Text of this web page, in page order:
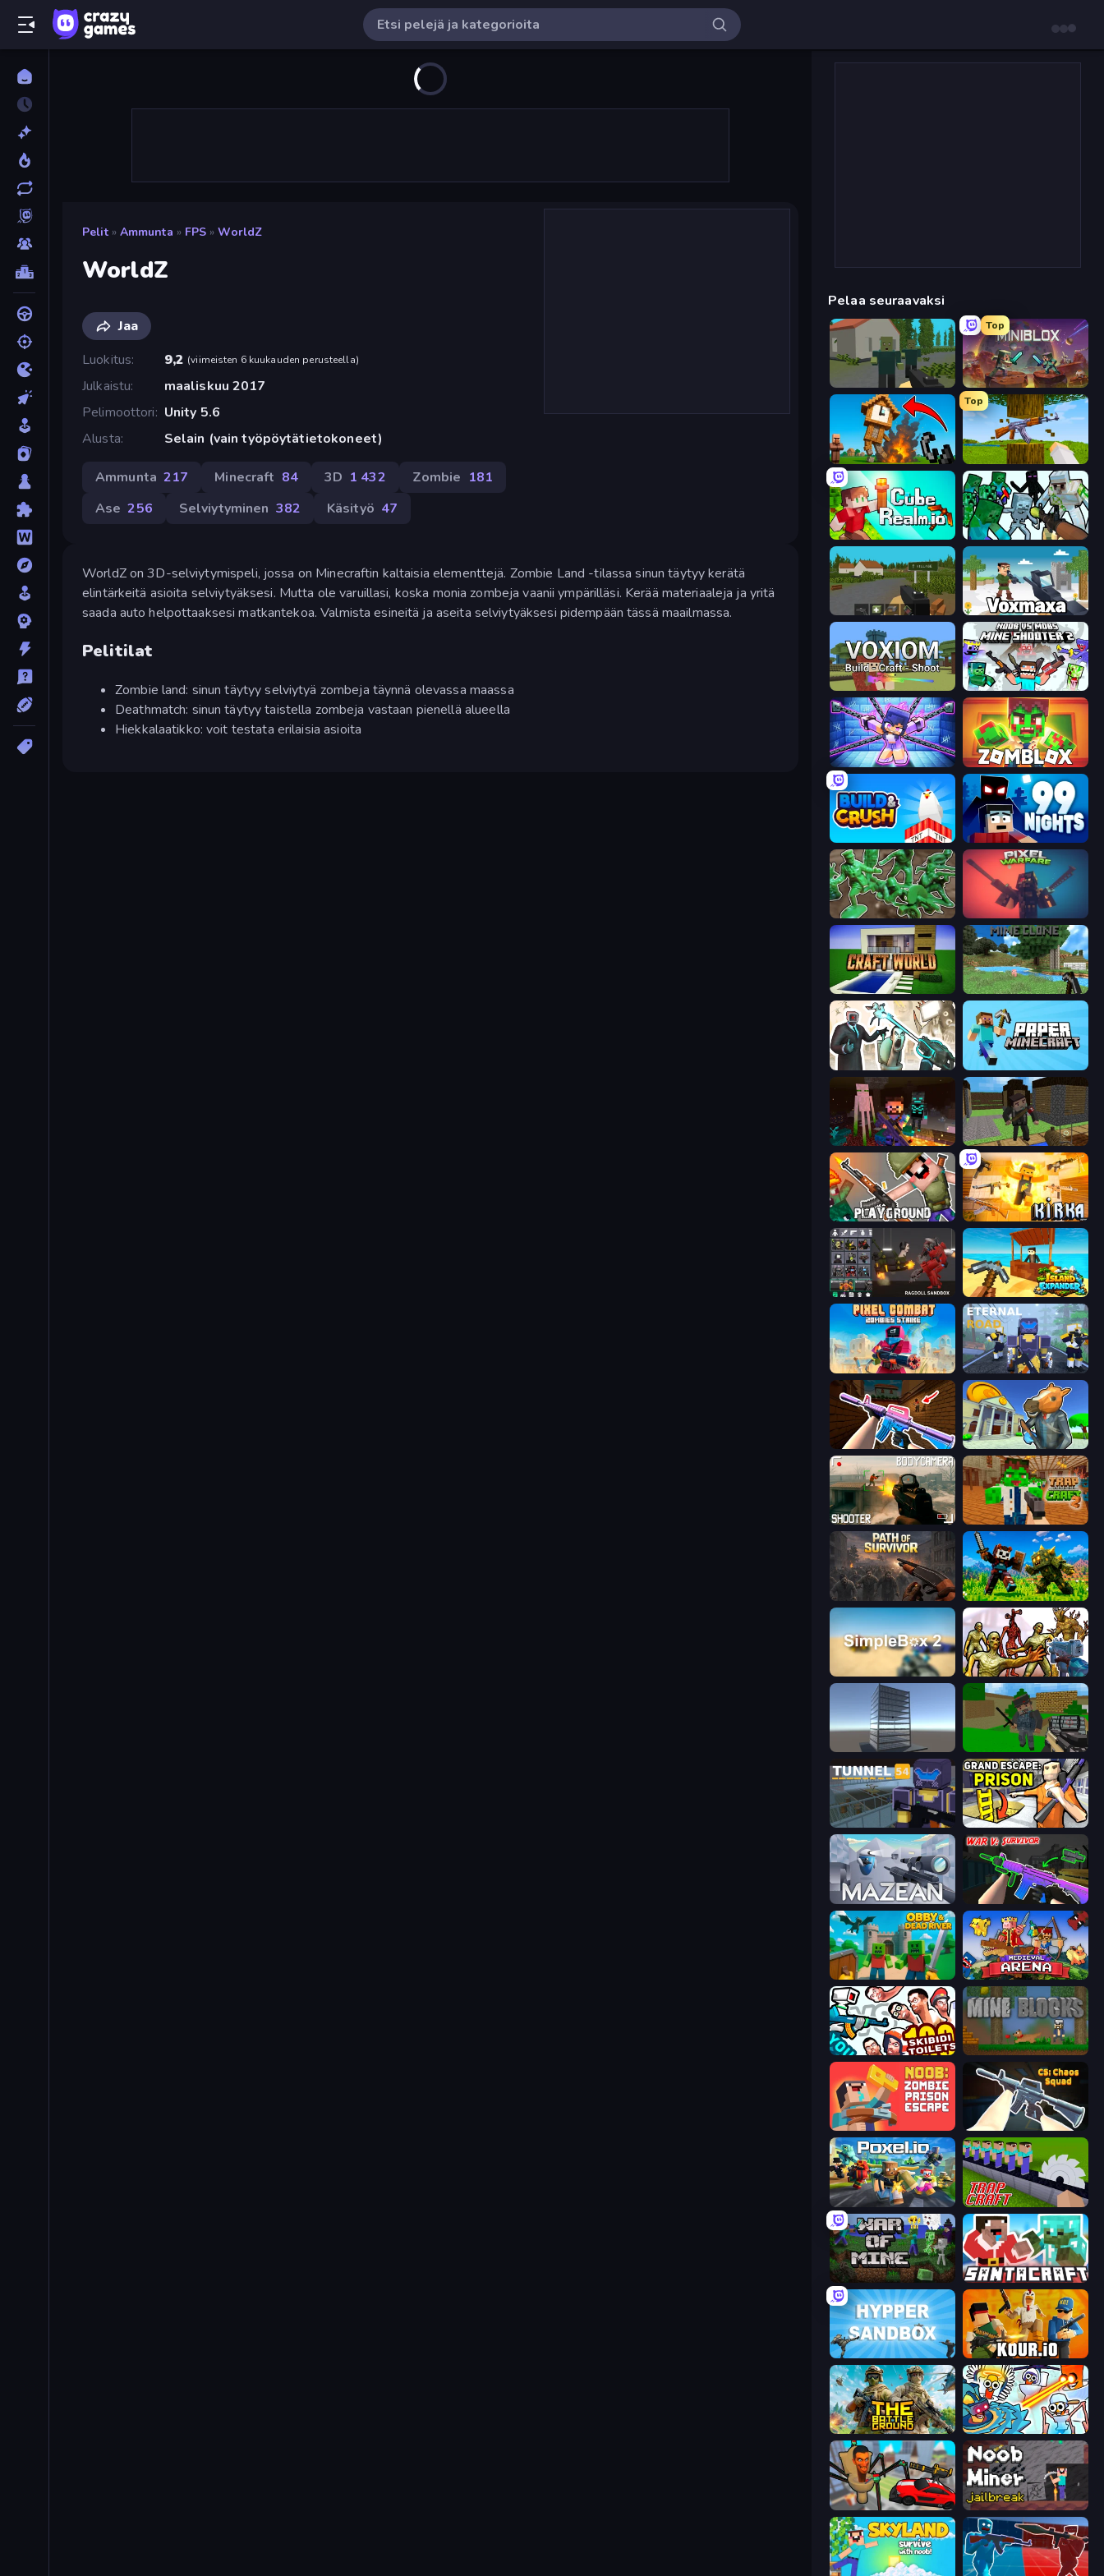
Pelit » Ammunta » FPS » WorldZ
WorldZ
Jaa
Luokitus
9,2 (viimeisten 6 kuukauden perusteella)
Julkaistu
maaliskuu 2017
Pelimoottori
Unity 5.6
Alusta
Selain (vain työpöytätietokoneet)
Ammunta 217 Minecraft 84 3D 1 432 Zombie 181
Ase 256 Selviytyminen 382 Käsityö 47
WorldZ on 3D-selviytymispeli, jossa on Minecraftin kaltaisia elementtejä. Zombie Land -tilassa sinun täytyy kerätä
elintärkeitä asioita selviytyäksesi. Mutta ole varuillasi, koska monia zombeja vaanii ympärilläsi. Kerää materiaaleja ja yritä
saada auto helpottaaksesi matkantekoa. Valmista esineitä ja aseita selviytyäksesi pidempään tässä maailmassa.
Pelitilat
Zombie land: sinun täytyy selviytyä zombeja täynnä olevassa maassa
Deathmatch: sinun täytyy taistella zombeja vastaan pienellä alueella
Hiekkalaatikko: voit testata erilaisia asioita
Pelaa seuraavaksi
Top
Miniblox
Noob Fuse
Top
Mine Shooter 3D
CubeRealm.io
ZombieCraft.io Voxmaxa
Voxiom.io Mine Shooter 2: Noob vs Mobs
Mini Mine Zomblox
Build and Crush 99 Nights (Bloxd.io)
Soldiers - Capture and Control! Pixel Warfare
Craft World Mine Clone
Skibidi Toilets: Infection Paper Minecraft
ZombieCraft Block Pixel Gun Apocalypse 3
Playground Kirka.io
Last Play: Ragdoll Sandbox Island Expander
Pixel Combat: Zombies Strike Eternal Road
KS Z Bank Robbery 3
BodyCamera Shooter Trap Craft 2
Path of Survivor CraftSlayer: Apocalypse
Monster Shooter Apocalypse
Craft 3D Crazy Pixel Apocalypse
Tunnel 54 Grand Escape: Prison
Mazean War V: Survivor
Obby & Dead River Medieval Arena
You vs 100 Skibidi Toilets Mine Blocks
CS: Chaos Squad
Poxel.io Trap Craft
War of Mine SantaCraft
Hypper Sandbox Kour.io
The Battleground Toilets Worms Shooter
Cars vs Skibidi Toilet Noob Miner: Escape From Prison